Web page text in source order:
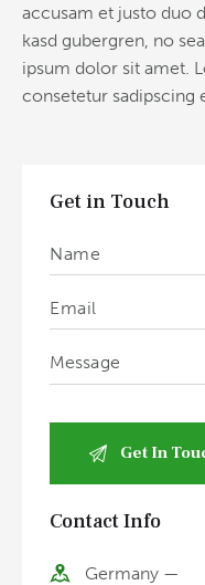
accusam et justo duo
kasd gubergren, no
ipsum dolor sit amet.
consetetur sadipscing
Get in Touch
Contact Info
Germany —